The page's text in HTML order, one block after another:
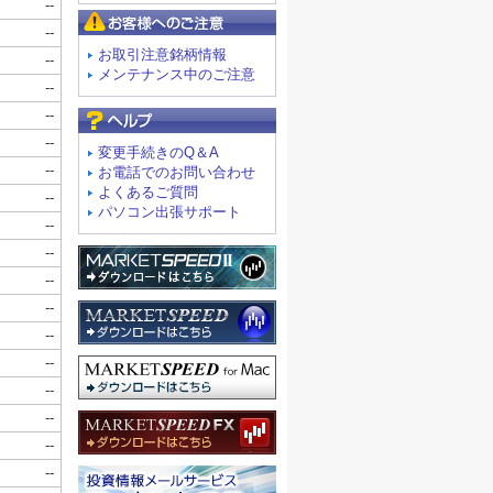
お取引注意銘柄情報
メンテナンス中のご注意
変更手続きのQ＆A
お電話でのお問い合わせ
よくあるご質問
パソコン出張サポート